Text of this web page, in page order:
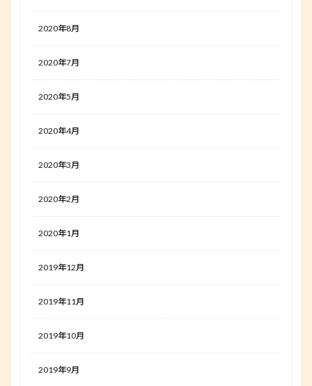
2020年8月
2020年7月
2020年5月
2020年4月
2020年3月
2020年2月
2020年1月
2019年12月
2019年11月
2019年10月
2019年9月